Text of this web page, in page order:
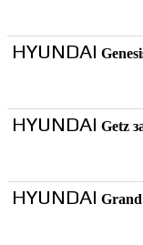
HYUNDAI
HYUNDAI Getz
HYUNDAI